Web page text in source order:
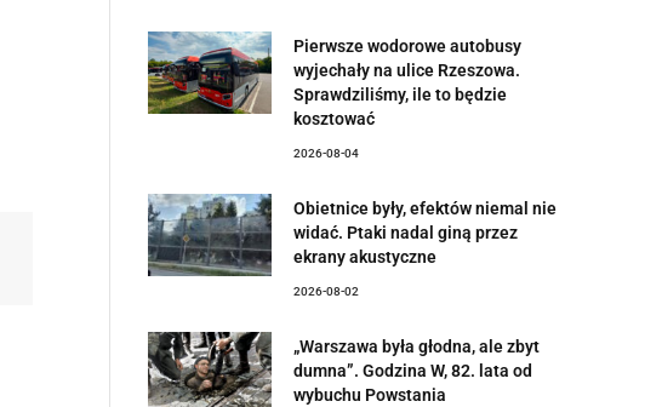
Pierwsze wodorowe autobusy
wyjechały na ulice Rzeszowa.
Sprawdziliśmy, ile to będzie
kosztować
2026-08-04
Obietnice były, efektów niemal nie
widać. Ptaki nadal giną przez
ekrany akustyczne
2026-08-02
„Warszawa była głodna, ale zbyt
dumna”. Godzina W, 82. lata od
wybuchu Powstania